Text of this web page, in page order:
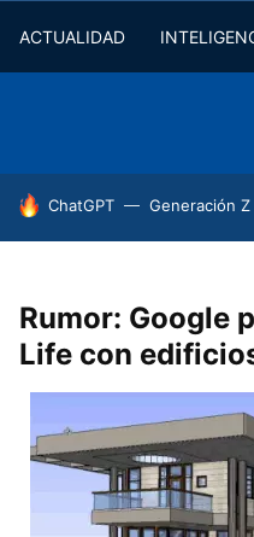
ACTUALIDAD
HOY SE HABLA DE
ChatGPT Generación Z
Rumor: Google
Life con